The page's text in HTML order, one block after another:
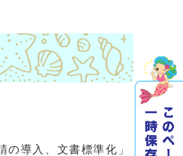
導入、文書標準化」